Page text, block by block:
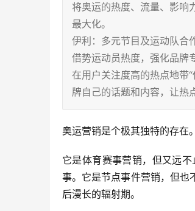
将奥运的热度、流量、影响
最大化。
伊利：多元节目及运动队合
借势运动员热度，强化品牌
在用户关注度高的热点地带
牌自己的话题和内容，让热
奥运营销是个极其独特的存在。
它是体育赛事营销，但又远
事。它是节点事件营销，但也
后漫长的辐射期。